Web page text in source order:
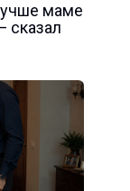
маме
сказал